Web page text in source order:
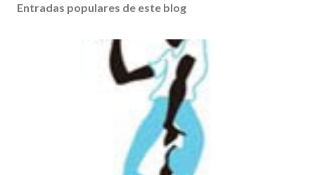
Entradas populares de este blog